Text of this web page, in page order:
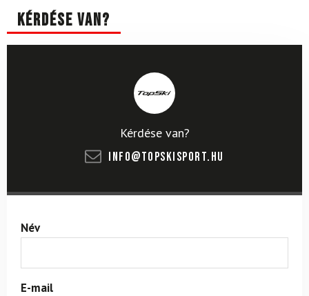
Kérdése van?
Kérdése van?
info@topskisport.hu
Név
E-mail